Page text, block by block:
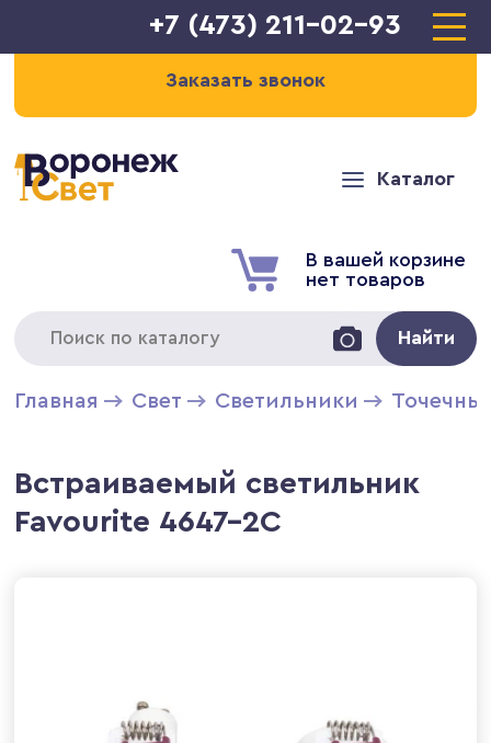
+7 (473) 211-02-93
Заказать звонок
Каталог
В вашей корзине
нет товаров
Найти
Главная Свет Светильники
Встраиваемый светильник
Favourite 4647-2C